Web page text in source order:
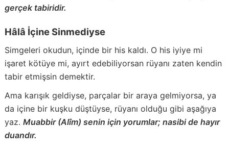
gerçek tabiridir.
Hâlâ İçine Sinmediyse
Simgeleri okudun, içinde bir his kaldı. O his iyiye mi
işaret kötüye mi, ayırt edebiliyorsan rüyanı zaten kendin
tabir etmişsin demektir.
Ama karışık geldiyse, parçalar bir araya gelmiyorsa, ya
da içine bir kuşku düştüyse, rüyanı olduğu gibi aşağıya
yaz. Muabbir (Alîm) senin için yorumlar; nasibi de hayır
duandır.